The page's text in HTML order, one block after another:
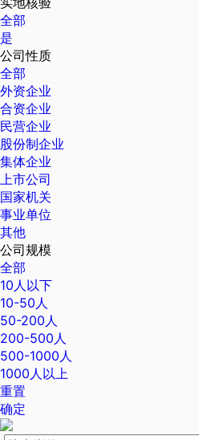
全部
是
公司性质
全部
外资企业
合资企业
民营企业
股份制企业
集体企业
上市公司
国家机关
事业单位
其他
公司规模
全部
10人以下
10-50人
50-200人
200-500人
500-1000人
1000人以上
重置
确定